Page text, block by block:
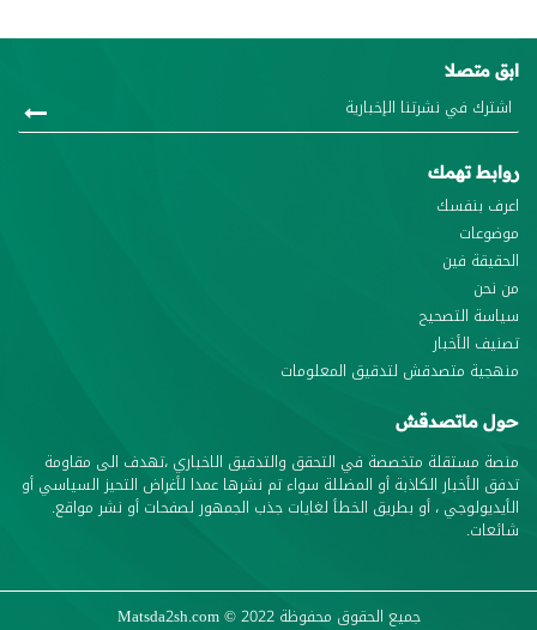
ابق متصلا
روابط تهمك
اعرف بنفسك
موضوعات
الحقيقة فين
من نحن
سياسة التصحيح
تصنيف الأخبار
منهجية متصدقش لتدقيق المعلومات
حول ماتصدقش
منصة مستقلة متخصصة في التحقق والتدقيق الاخباري ،تهدف الى مقاومة
تدفق الأخبار الكاذبة أو المضللة سواء تم نشرها عمدا لأغراض التحيز السياسي أو
الأيديولوجي ، أو بطريق الخطأ لغايات جذب الجمهور لصفحات أو نشر مواقع.
شائعات.
جميع الحقوق محفوظة Matsda2sh.com© 2022